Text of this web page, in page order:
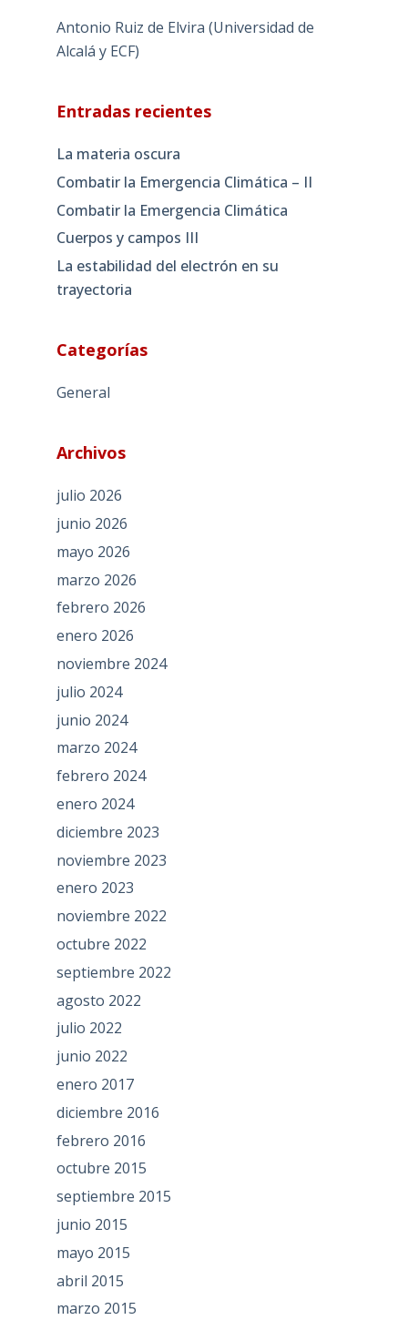
Antonio Ruiz de Elvira (Universidad de
Alcalá y ECF)
Entradas recientes
La materia oscura
Combatir la Emergencia Climática – II
Combatir la Emergencia Climática
Cuerpos y campos III
La estabilidad del electrón en su
trayectoria
Categorías
General
Archivos
julio 2026
junio 2026
mayo 2026
marzo 2026
febrero 2026
enero 2026
noviembre 2024
julio 2024
junio 2024
marzo 2024
febrero 2024
enero 2024
diciembre 2023
noviembre 2023
enero 2023
noviembre 2022
octubre 2022
septiembre 2022
agosto 2022
julio 2022
junio 2022
enero 2017
diciembre 2016
febrero 2016
octubre 2015
septiembre 2015
junio 2015
mayo 2015
abril 2015
marzo 2015